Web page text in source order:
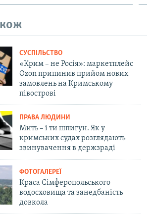
СУСПІЛЬСТВО
«Крим – не Росія»: маркетплейс
Ozon припинив прийом нових
замовлень на Кримському
півострові
ПРАВА ЛЮДИНИ
Мить – і ти шпигун. Як у
кримських судах розглядають
звинувачення в держзраді
ФОТОГАЛЕРЕЇ
Краса Сімферопольського
водосховища та занедбаність
довкола